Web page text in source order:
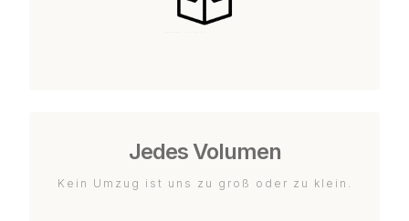
Jedes Volumen
Kein Umzug ist uns zu groß oder zu klein.